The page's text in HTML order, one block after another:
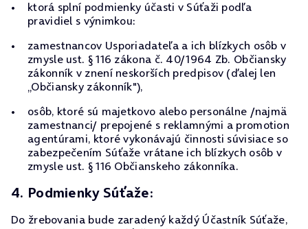
ktorá splní podmienky účasti v Súťaži podľa
pravidiel s výnimkou:
zamestnancov Usporiadateľa a ich blízkych osôb v
zmysle ust. § 116 zákona č. 40/1964 Zb. Občiansky
zákonník v znení neskorších predpisov (ďalej len
„Občiansky zákonník"),
osôb, ktoré sú majetkovo alebo personálne /najmä
zamestnanci/ prepojené s reklamnými a promotion
agentúrami, ktoré vykonávajú činnosti súvisiace so
zabezpečením Súťaže vrátane ich blízkych osôb v
zmysle ust. § 116 Občianskeho zákonníka.
4. Podmienky Súťaže:
Do žrebovania bude zaradený každý Účastník Súťaže,